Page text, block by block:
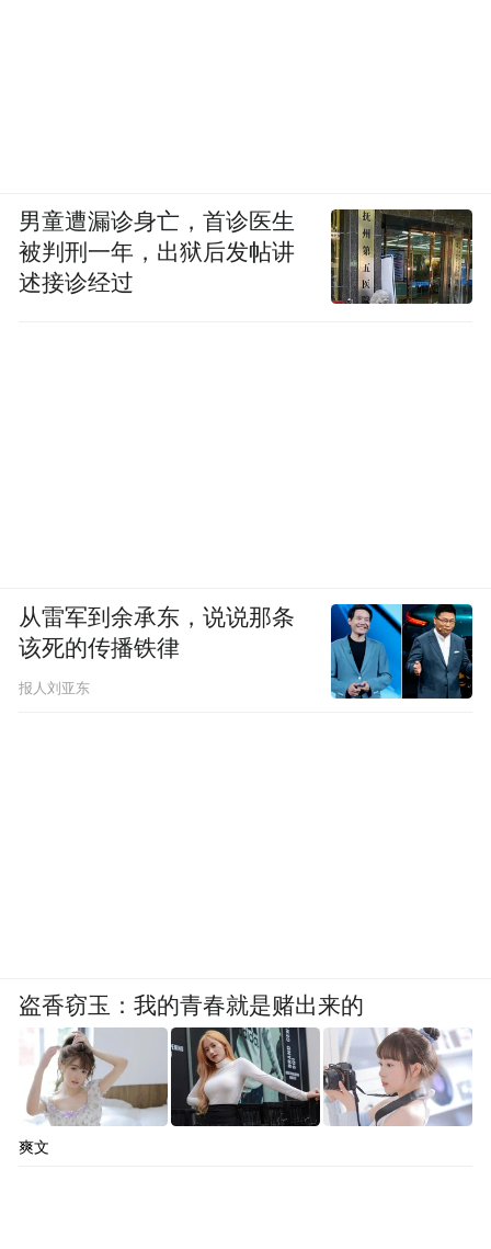
男童遭漏诊身亡，首诊医生
被判刑一年，出狱后发帖讲
述接诊经过
从雷军到余承东，说说那条
该死的传播铁律
报人刘亚东
盗香窃玉：我的青春就是赌出来的
爽文